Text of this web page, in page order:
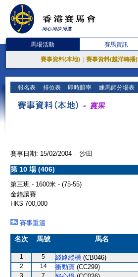
馬場活動 賽馬資訊
賽事資料(本地) 賽事資料(越洋轉播)
報名表 排位表 即時賠率 練馬師分場表
賽事日期: 15/02/2004 沙田
第 10 場 (406)
第三班 - 1600米 - (75-55)
金鐘讓賽
HK$ 700,000
賽事重溫
名次 馬號 馬名
1 5 綫路縱橫 (CB046)
2
14 衝勁寶 (CC299)
3
7